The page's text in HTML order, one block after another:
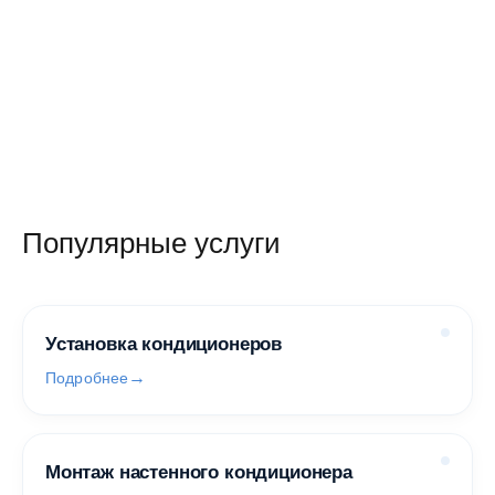
Популярные услуги
Установка кондиционеров
Подробнее
Монтаж настенного кондиционера